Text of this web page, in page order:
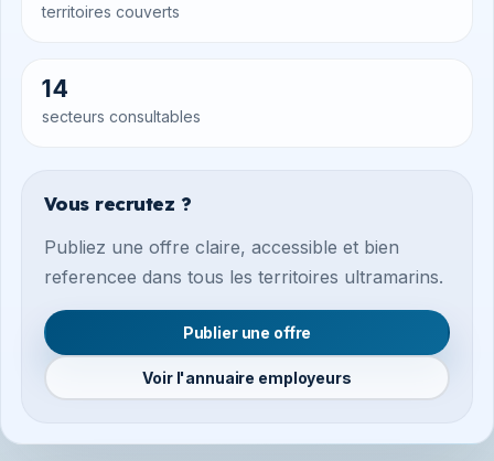
territoires couverts
14
secteurs consultables
Vous recrutez ?
Publiez une offre claire, accessible et bien
referencee dans tous les territoires ultramarins.
Publier une offre
Voir l'annuaire employeurs